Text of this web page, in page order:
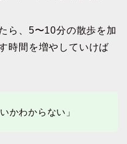
ら、5〜10分の散歩を加
時間を増やしていけば
かわからない」